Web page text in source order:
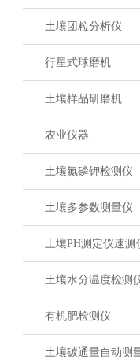
土壤团粒分析仪
行星式球磨机
土壤样品研磨机
农业仪器
土壤氮磷钾检测仪
土壤多参数测量仪
土壤PH测定仪速测
土壤水分温度检测
有机肥检测仪
土壤碳通量自动测